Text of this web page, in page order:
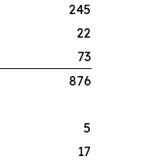
245
22
73
876
5
17